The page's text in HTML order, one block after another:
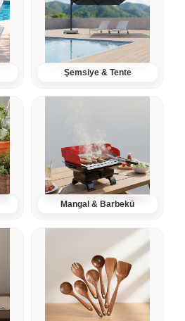
Şemsiye & Tente
Mangal & Barbekü